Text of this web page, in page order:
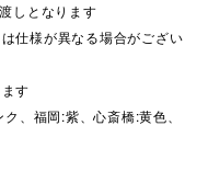
しとなります
仕様が異なる場合がござい
す
、福岡:紫、心斎橋:黄色、